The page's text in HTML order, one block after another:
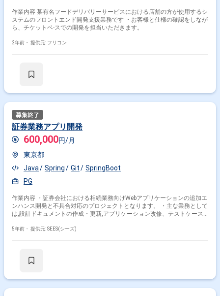
作業内容 某有名フードデリバリーサービスにおける店舗の方が使用するシ
ステムのフロントエンド開発支援業務です ・お客様と仕様の確認をしなが
ら、チケットベ-スでの開発を担当いただきます。
2年前・ 提供元: フリコン
証券業務アプリ開発
600,000円/月
東京都
Java
Spring Git
SpringBoot
PG
作業内容 ・証券会社における相続業務向けWebアプリケーションの追加エ
ンハンス開発と不具合対応のプロジェクトとなります。 ・主な業務として
は,設計ドキュメントの作成・更新,アプリケーション改修、テストケース
帰っての開発となりますので,厳しいセキュリティは無く、 インターネッ
5年前・ 提供元: SEES(シーズ)